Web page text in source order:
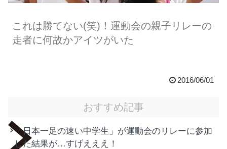
これは勝てない(笑)！運動会の親子リレーの
走者に何故かアイツがいた
2016/06/01
おすすめ記事
「日本一足の速い中学生」が運動会のリレーに参加
した結果が…すげえええ！